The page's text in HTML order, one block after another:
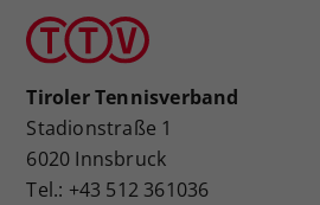
Tiroler Tennisverband
Stadionstraße 1
6020 Innsbruck
Tel.: +43 512 361036